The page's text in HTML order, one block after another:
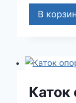
В
Каток